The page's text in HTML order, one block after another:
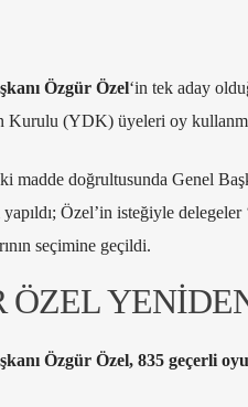
Özgür Özel‘in tek aday
Kurulu (YDK) üyeleri oy
madde doğrultusunda Genel
yapıldı; Özel’in isteğiyle
seçimine geçildi.
ÖZEL
Özgür Özel, 835 geçerli